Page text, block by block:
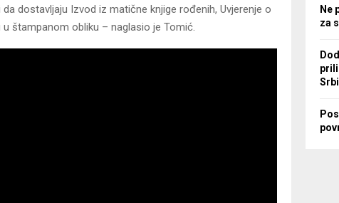
dostavljaju Izvod iz matične knjige rođenih, Uvjerenje o
štampanom obliku – naglasio je Tomić.
Ne
za